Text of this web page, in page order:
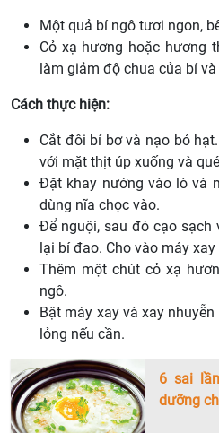
Một quả bí ngô tươi ngon,
Cỏ xạ hương hoặc hương
làm giảm độ chua của bí
Cách thực hiện:
Cắt đôi bí bơ và nạo bỏ
với mặt thịt úp xuống và
Đặt khay nướng vào lò và
dùng nĩa chọc vào.
Để nguội, sau đó cạo sạch
lại bí đao. Cho vào máy
Thêm một chút cỏ xạ
ngô.
Bật máy xay và xay
lỏng nếu cần.
6 sai
dưỡng